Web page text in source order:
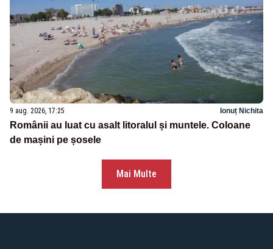
9 aug. 2026, 17:25 Ionuț Nichita
Românii au luat cu asalt litoralul și muntele. Coloane
de mașini pe șosele
Mai Multe